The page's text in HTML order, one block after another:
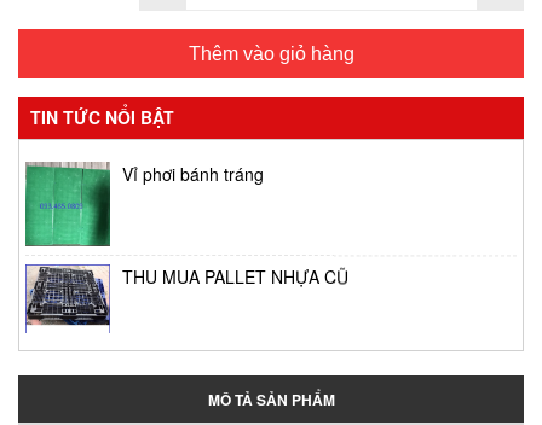
Thêm vào giỏ hàng
TIN TỨC NỔI BẬT
Vỉ phơi bánh tráng
THU MUA PALLET NHỰA CŨ
MÔ TẢ SẢN PHẨM